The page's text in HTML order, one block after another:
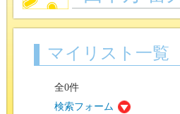
マイリスト一覧
全0件
検索フォーム